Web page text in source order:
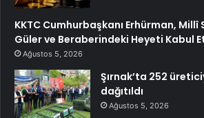
KKTC Cumhurbaşkanı Erhürman, Millî
Güler ve Beraberindeki Heyeti Kabul
Ağustos 5, 2026
Şırnak’ta 252
dağıtıldı
Ağustos 5, 2026